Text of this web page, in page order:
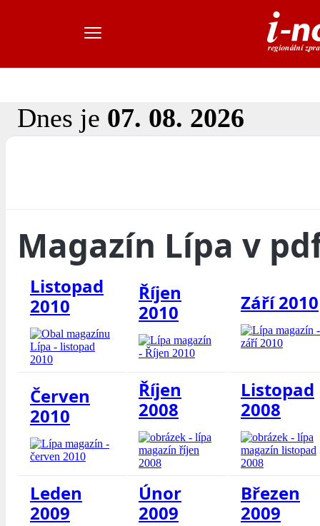
Dnes je 07. 08. 2026
Magazín Lípa v
Listopad
2010
Říjen
2010
Září 2010
Červen
2010
Říjen
2008
Listopad
2008
Leden
2009
Únor
2009
Březen
2009